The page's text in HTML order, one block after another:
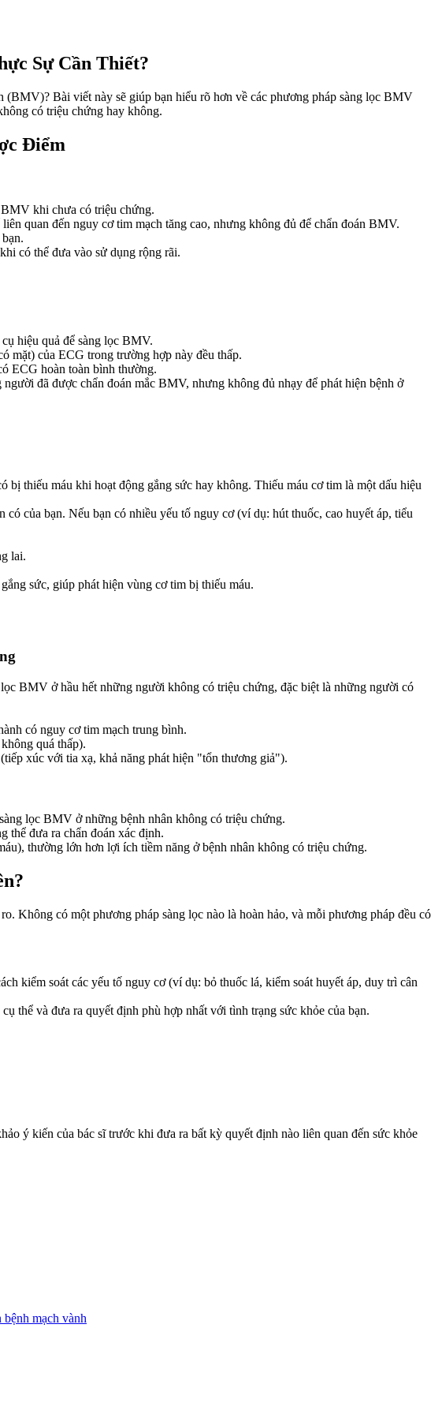
Sự Cần Thiết?
Bài viết này sẽ giúp bạn hiểu rõ hơn về các phương pháp sàng lọc BMV
có triệu chứng hay không.
Điểm
BMV khi chưa có triệu chứng.
quan đến nguy cơ tim mạch tăng cao, nhưng không đủ để chẩn đoán BMV.
có thể đưa vào sử dụng rộng rãi.
hiệu quả để sàng lọc BMV.
mặt) của ECG trong trường hợp này đều thấp.
ECG hoàn toàn bình thường.
đã được chẩn đoán mắc BMV, nhưng không đủ nhạy để phát hiện bệnh ở
thiếu máu khi hoạt động gắng sức hay không. Thiếu máu cơ tim là một dấu hiệu
của bạn. Nếu bạn có nhiều yếu tố nguy cơ (ví dụ: hút thuốc, cao huyết áp, tiểu
lai.
sức, giúp phát hiện vùng cơ tim bị thiếu máu.
BMV ở hầu hết những người không có triệu chứng, đặc biệt là những người có
có nguy cơ tim mạch trung bình.
quá thấp).
xúc với tia xạ, khả năng phát hiện "tổn thương giả").
lọc BMV ở những bệnh nhân không có triệu chứng.
thể đưa ra chẩn đoán xác định.
thường lớn hơn lợi ích tiềm năng ở bệnh nhân không có triệu chứng.
Không có một phương pháp sàng lọc nào là hoàn hảo, và mỗi phương pháp đều có
kiểm soát các yếu tố nguy cơ (ví dụ: bỏ thuốc lá, kiểm soát huyết áp, duy trì cân
thể và đưa ra quyết định phù hợp nhất với tình trạng sức khỏe của bạn.
ý kiến của bác sĩ trước khi đưa ra bất kỳ quyết định nào liên quan đến sức khỏe
mạch vành